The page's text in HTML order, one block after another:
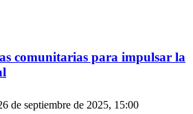
comunitarias para impulsar la
de septiembre de 2025, 15:00